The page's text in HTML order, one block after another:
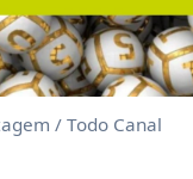
/ Todo Canal